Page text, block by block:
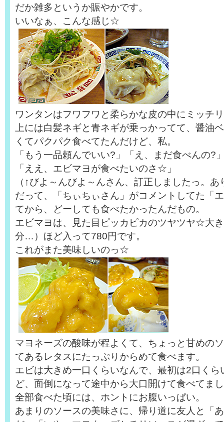
だか雑多というか賑やかです。
いいなぁ、こんな感じ☆
ワンタンはフワフワと柔らかな皮の中にミッチ
上には白髪ネギと青ネギが乗っかってて、醤油
くてパクパク食べてたんだけど、私。
「もう一品頼んでいい?」「え、まだ食べんの?
「ええ、エビマヨが食べたいのさ☆」
（↑びよ～んびよ～んさん、訂正しましたっ。
だって、「ちぃちぃさん」がコメントしてた「
てから、どーしても食べたかったんだもの。
エビマヨは、見た目ピッカピカのツヤツヤ☆大
分…）ほど入って780円です。
これがまた美味しいのっ☆
マヨネーズの酸味が程よくて、ちょっと甘めの
てあるレタスにたっぷりからめて食べます。
エビは大きめ一口くらいなんで、最初は2口くら
ど、面倒になって途中から大口開けて食べてま
全部食べた頃には、ホントにお腹いっぱい。
あまりのソースの美味さに、帰り道に友人と「